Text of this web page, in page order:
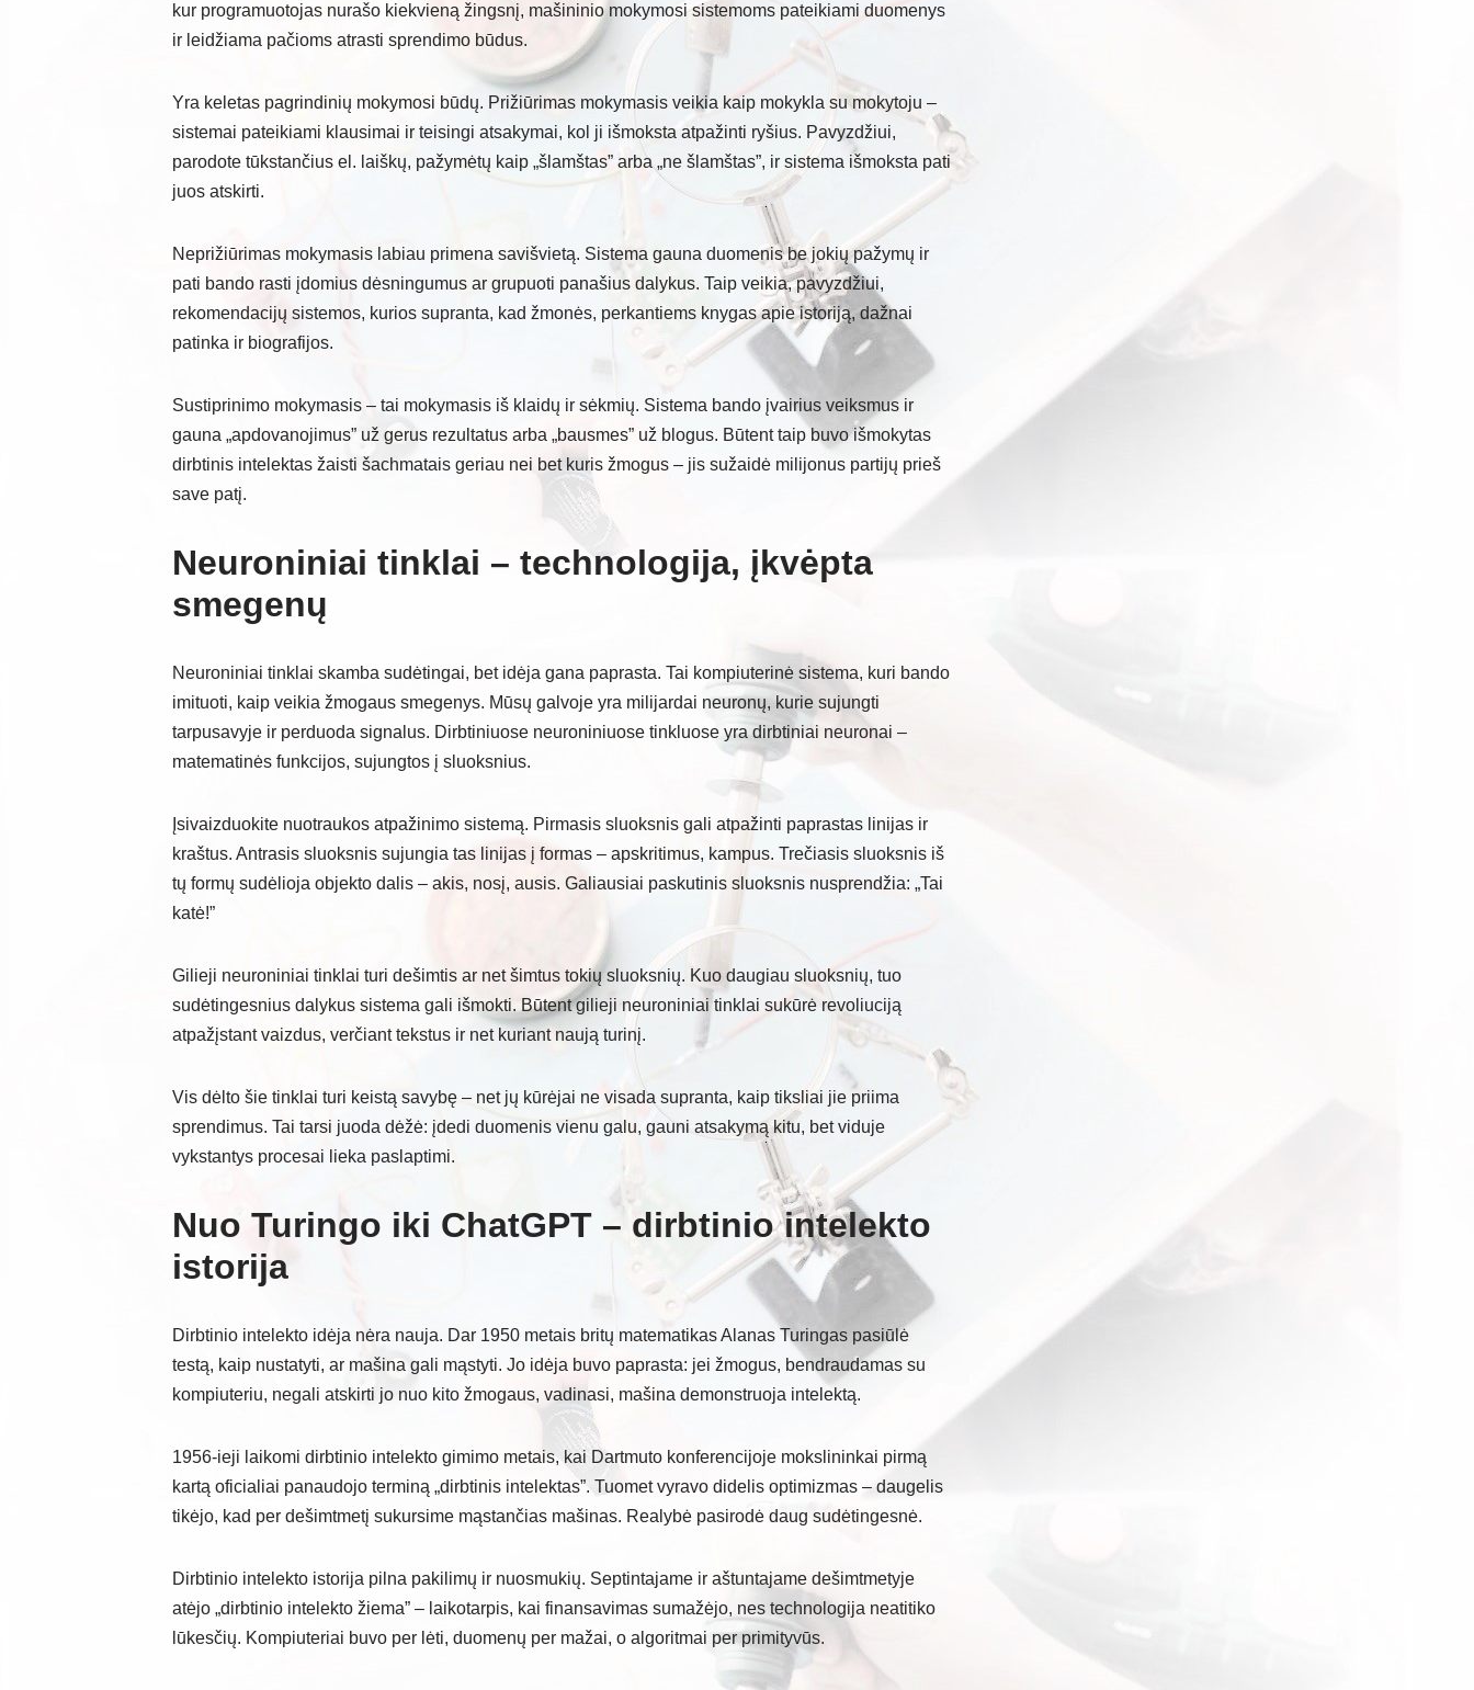
kur programuotojas nurašo kiekvieną žingsnį, mašininio mokymosi sistemoms pateikiami duomenys
ir leidžiama pačioms atrasti sprendimo būdus.
Yra keletas pagrindinių mokymosi būdų. Prižiūrimas mokymasis veikia kaip mokykla su mokytoju –
sistemai pateikiami klausimai ir teisingi atsakymai, kol ji išmoksta atpažinti ryšius. Pavyzdžiui,
parodote tūkstančius el. laiškų, pažymėtų kaip „šlamštas” arba „ne šlamštas”, ir sistema išmoksta pati
juos atskirti.
Neprižiūrimas mokymasis labiau primena savišvietą. Sistema gauna duomenis be jokių pažymų ir
pati bando rasti įdomius dėsningumus ar grupuoti panašius dalykus. Taip veikia, pavyzdžiui,
rekomendacijų sistemos, kurios supranta, kad žmonės, perkantiems knygas apie istoriją, dažnai
patinka ir biografijos.
Sustiprinimo mokymasis – tai mokymasis iš klaidų ir sėkmių. Sistema bando įvairius veiksmus ir
gauna „apdovanojimus” už gerus rezultatus arba „bausmes” už blogus. Būtent taip buvo išmokytas
dirbtinis intelektas žaisti šachmatais geriau nei bet kuris žmogus – jis sužaidė milijonus partijų prieš
save patį.
Neuroniniai tinklai – technologija, įkvėpta
smegenų
Neuroniniai tinklai skamba sudėtingai, bet idėja gana paprasta. Tai kompiuterinė sistema, kuri bando
imituoti, kaip veikia žmogaus smegenys. Mūsų galvoje yra milijardai neuronų, kurie sujungti
tarpusavyje ir perduoda signalus. Dirbtiniuose neuroniniuose tinkluose yra dirbtiniai neuronai –
matematinės funkcijos, sujungtos į sluoksnius.
Įsivaizduokite nuotraukos atpažinimo sistemą. Pirmasis sluoksnis gali atpažinti paprastas linijas ir
kraštus. Antrasis sluoksnis sujungia tas linijas į formas – apskritimus, kampus. Trečiasis sluoksnis iš
tų formų sudėlioja objekto dalis – akis, nosį, ausis. Galiausiai paskutinis sluoksnis nusprendžia: „Tai
katė!”
Gilieji neuroniniai tinklai turi dešimtis ar net šimtus tokių sluoksnių. Kuo daugiau sluoksnių, tuo
sudėtingesnius dalykus sistema gali išmokti. Būtent gilieji neuroniniai tinklai sukūrė revoliuciją
atpažįstant vaizdus, verčiant tekstus ir net kuriant naują turinį.
Vis dėlto šie tinklai turi keistą savybę – net jų kūrėjai ne visada supranta, kaip tiksliai jie priima
sprendimus. Tai tarsi juoda dėžė: įdedi duomenis vienu galu, gauni atsakymą kitu, bet viduje
vykstantys procesai lieka paslaptimi.
Nuo Turingo iki ChatGPT – dirbtinio intelekto
istorija
Dirbtinio intelekto idėja nėra nauja. Dar 1950 metais britų matematikas Alanas Turingas pasiūlė
testą, kaip nustatyti, ar mašina gali mąstyti. Jo idėja buvo paprasta: jei žmogus, bendraudamas su
kompiuteriu, negali atskirti jo nuo kito žmogaus, vadinasi, mašina demonstruoja intelektą.
1956-ieji laikomi dirbtinio intelekto gimimo metais, kai Dartmuto konferencijoje mokslininkai pirmą
kartą oficialiai panaudojo terminą „dirbtinis intelektas”. Tuomet vyravo didelis optimizmas – daugelis
tikėjo, kad per dešimtmetį sukursime mąstančias mašinas. Realybė pasirodė daug sudėtingesnė.
Dirbtinio intelekto istorija pilna pakilimų ir nuosmukių. Septintajame ir aštuntajame dešimtmetyje
atėjo „dirbtinio intelekto žiema” – laikotarpis, kai finansavimas sumažėjo, nes technologija neatitiko
lūkesčių. Kompiuteriai buvo per lėti, duomenų per mažai, o algoritmai per primityvūs.